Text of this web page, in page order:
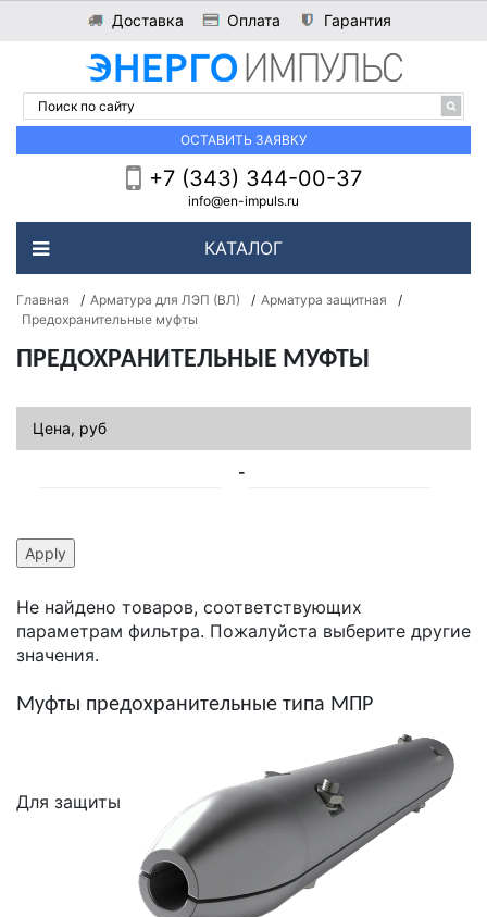
Доставка Оплата Гарантия
ОСТАВИТЬ ЗАЯВКУ
+7 (343) 344-00-37
info@en-impuls.ru
КАТАЛОГ
Главная / Арматура для ЛЭП (ВЛ) / Арматура защитная
/
Предохранительные муфты
ПРЕДОХРАНИТЕЛЬНЫЕ МУФТЫ
Цена, руб
Не найдено товаров, соответствующих
параметрам фильтра. Пожалуйста выберите другие
значения.
Муфты предохранительные типа МПР
Для защиты